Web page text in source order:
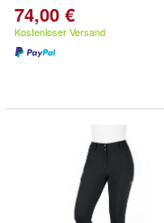
74,00 €
Kostenloser Versand